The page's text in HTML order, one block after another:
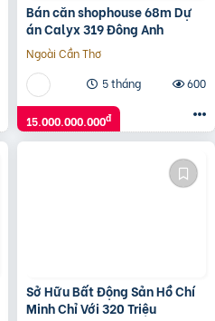
Bán căn shophouse 68m Dự
án Calyx 319 Đông Anh
Ngoài Cần Thơ
5 tháng
600
15.000.000.000đ
Sở Hữu Bất Động Sản Hồ Chí
Minh Chỉ Với 320 Triệu